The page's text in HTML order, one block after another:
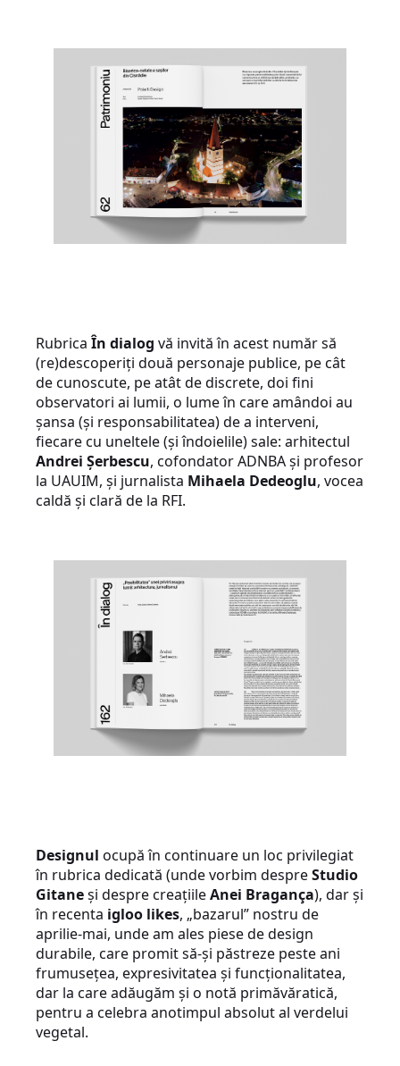
Rubrica În dialog vă invită în acest număr să
(re)descoperiți două personaje publice, pe cât
de cunoscute, pe atât de discrete, doi fini
observatori ai lumii, o lume în care amândoi au
șansa (și responsabilitatea) de a interveni,
fiecare cu uneltele (și îndoielile) sale: arhitectul
Andrei Șerbescu, cofondator ADNBA și profesor
la UAUIM, și jurnalista Mihaela Dedeoglu, vocea
caldă și clară de la RFI.
Designul ocupă în continuare un loc privilegiat
în rubrica dedicată (unde vorbim despreStudio
Gitaneși despre creațiileAnei Bragança), dar și
în recenta igloo likes, „bazarul” nostru de
aprilie-mai, unde am ales piese de design
durabile, care promit să-și păstreze peste ani
frumusețea, expresivitatea și funcționalitatea,
dar la care adăugăm și o notă primăvăratică,
pentru a celebra anotimpul absolut al verdelui
vegetal.